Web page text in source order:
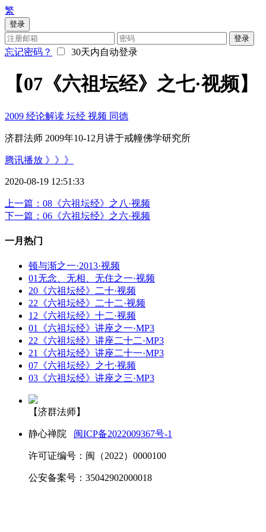
繁
登录
登录
忘记密码？ 30天内自动登录
【07《六祖坛经》之七·视频】
2009 经论解读 坛经 视频 同德
济群法师 2009年10-12月讲于戒幢佛学研究所
腾讯播放 》》》
2020-08-19 12:51:33
上一篇：08《六祖坛经》之八·视频
下一篇：06《六祖坛经》之六·视频
一月热门
顿与渐之一·2013·视频
01无念、无相、无住之一·视频
20《六祖坛经》二十·视频
22《六祖坛经》二十二·视频
12《六祖坛经》十二·视频
01《六祖坛经》讲座之一·MP3
22《六祖坛经》讲座二十二·MP3
21《六祖坛经》讲座二十一·MP3
07《六祖坛经》之七·视频
03《六祖坛经》讲座之三·MP3
【济群法师】
静心禅院 闽ICP备2022009367号-1
许可证编号：闽（2022）0000100
公安备案号：35042902000018